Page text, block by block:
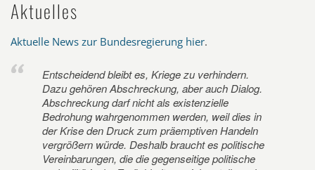
Aktuelles
Aktuelle News zur Bundesregierung hier.
Entscheidend bleibt es, Kriege zu verhindern.
Dazu gehören Abschreckung, aber auch Dialog.
Abschreckung darf nicht als existenzielle
Bedrohung wahrgenommen werden, weil dies in
der Krise den Druck zum präemptiven Handeln
vergrößern würde. Deshalb braucht es politische
Vereinbarungen, die die gegenseitige politische